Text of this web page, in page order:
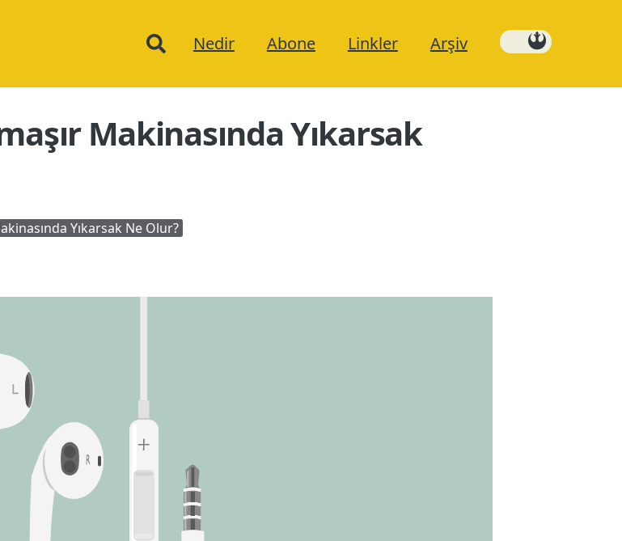
Ana
Nedir Abone Linkler Arşiv
Makinasında Yıkarsak
Yıkarsak Ne Olur?